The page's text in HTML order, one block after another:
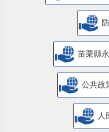
苗栗縣
公共政
人